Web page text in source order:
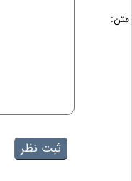
متن: